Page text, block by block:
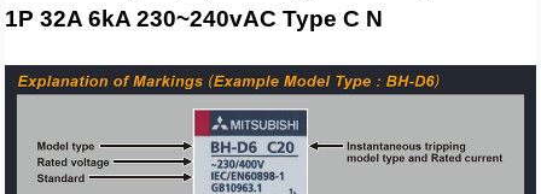
1P 32A 6kA 230~240vAC Type C N